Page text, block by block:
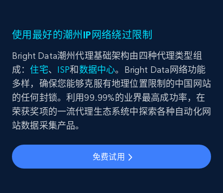
使用最好的潮州IP网络绕过限制
Bright Data潮州代理基础架构由四种代理类型组
成：住宅、 ISP和 数据中心。Bright Data网络功能
多样，确保您能够克服有地理位置限制的中国网站
的任何封锁。利用99.99%的业界最高成功率，在
荣获奖项的一流代理生态系统中探索各种自动化网
站数据采集产品。
免费试用